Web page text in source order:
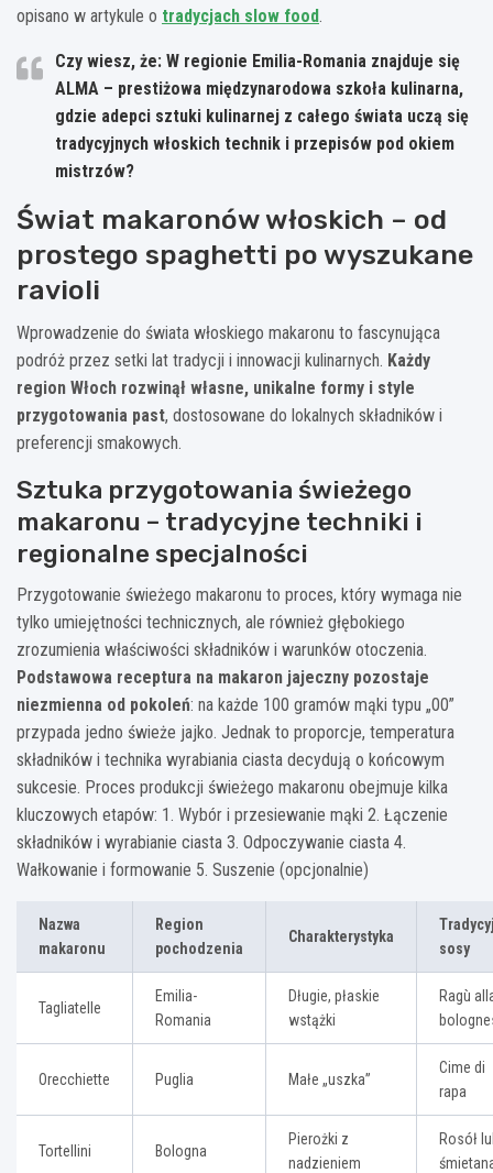
opisano w artykule o tradycjach slow food.
Czy wiesz, że: W regionie Emilia-Romania znajduje się
ALMA – prestiżowa międzynarodowa szkoła kulinarna,
gdzie adepci sztuki kulinarnej z całego świata uczą się
tradycyjnych włoskich technik i przepisów pod okiem
mistrzów?
Świat makaronów włoskich – od
prostego spaghetti po wyszukane
ravioli
Wprowadzenie do świata włoskiego makaronu to fascynująca
podróż przez setki lat tradycji i innowacji kulinarnych. Każdy
region Włoch rozwinął własne, unikalne formy i style
przygotowania past, dostosowane do lokalnych składników i
preferencji smakowych.
Sztuka przygotowania świeżego
makaronu – tradycyjne techniki i
regionalne specjalności
Przygotowanie świeżego makaronu to proces, który wymaga nie
tylko umiejętności technicznych, ale również głębokiego
zrozumienia właściwości składników i warunków otoczenia.
Podstawowa receptura na makaron jajeczny pozostaje
niezmienna od pokoleń: na każde 100 gramów mąki typu „00”
przypada jedno świeże jajko. Jednak to proporcje, temperatura
składników i technika wyrabiania ciasta decydują o końcowym
sukcesie. Proces produkcji świeżego makaronu obejmuje kilka
kluczowych etapów: 1. Wybór i przesiewanie mąki 2. Łączenie
składników i wyrabianie ciasta 3. Odpoczywanie ciasta 4.
Wałkowanie i formowanie 5. Suszenie (opcjonalnie)
Nazwa
makaronu
Region
pochodzenia
Charakterystyka
sosy
Tagliatelle
Emilia-
Romania
Długie, płaskie
wstążki
Ragù
Orecchiette Puglia Małe „uszka”
Cime di
rapa
Tortellini Bologna
Pierożki z
nadzieniem
Rosół